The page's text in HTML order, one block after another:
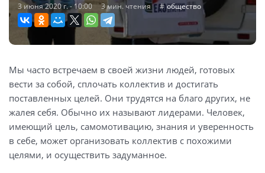
3 июня 2020 г. - 10:00 3 мин. чтения общество
Мы часто встречаем в своей жизни людей, готовых
вести за собой, сплочать коллектив и достигать
поставленных целей. Они трудятся на благо других, не
жалея себя. Обычно их называют лидерами. Человек,
имеющий цель, самомотивацию, знания и уверенность
в себе, может организовать коллектив с похожими
целями, и осуществить задуманное.